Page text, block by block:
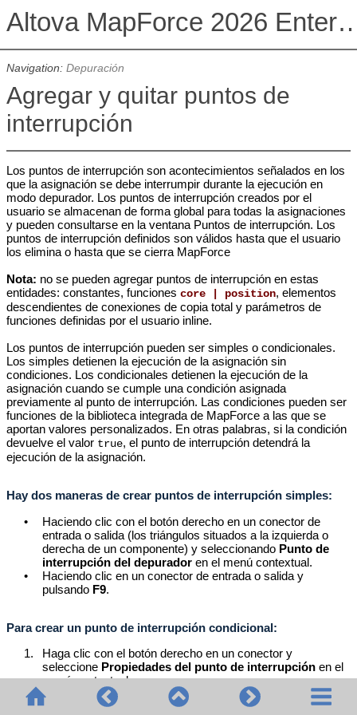
Altova MapForce 2026
Navigation: Depuración
Agregar y quitar puntos de
interrupción
Los puntos de interrupción son acontecimientos señalados en los
que la asignación se debe interrumpir durante la ejecución en
modo depurador. Los puntos de interrupción creados por el
usuario se almacenan de forma global para todas la asignaciones
y pueden consultarse en la ventana Puntos de interrupción. Los
puntos de interrupción definidos son válidos hasta que el usuario
los elimina o hasta que se cierra MapForce
Nota: no se pueden agregar puntos de interrupción en estas
entidades: constantes, funciones core | position, elementos
descendientes de conexiones de copia total y parámetros de
funciones definidas por el usuario inline.
Los puntos de interrupción pueden ser simples o condicionales.
Los simples detienen la ejecución de la asignación sin
condiciones. Los condicionales detienen la ejecución de la
asignación cuando se cumple una condición asignada
previamente al punto de interrupción. Las condiciones pueden ser
funciones de la biblioteca integrada de MapForce a las que se
aportan valores personalizados. En otras palabras, si la condición
devuelve el valor true, el punto de interrupción detendrá la
ejecución de la asignación.
Hay dos maneras de crear puntos de interrupción simples:
•
Haciendo clic con el botón derecho en un conector de
entrada o salida (los triángulos situados a la izquierda o
derecha de un componente) y seleccionando Punto de
interrupción del depurador en el menú contextual.
•
Haciendo clic en un conector de entrada o salida y
pulsando F9.
Para crear un punto de interrupción condicional:
1.
Haga clic con el botón derecho en un conector y
seleccione Propiedades del punto de interrupción en el
menú contextual.